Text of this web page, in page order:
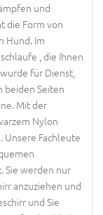
und
die Form von
Hund. Im
, die Ihnen
für Dienst,
beiden Seiten
Mit der
Nylon
Fachleute
Sie werden nur
anzuziehen und
und Sie